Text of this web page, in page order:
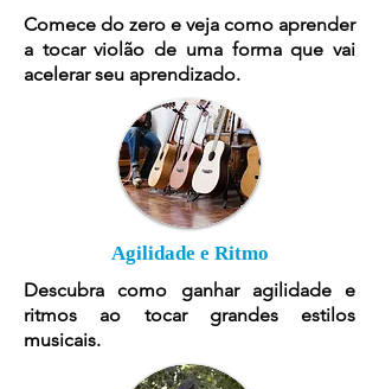
Comece do zero e veja como aprender
a tocar violão de uma forma que vai
acelerar seu aprendizado.
Agilidade e Ritmo
Descubra como ganhar agilidade e
ritmos ao tocar grandes estilos
musicais.